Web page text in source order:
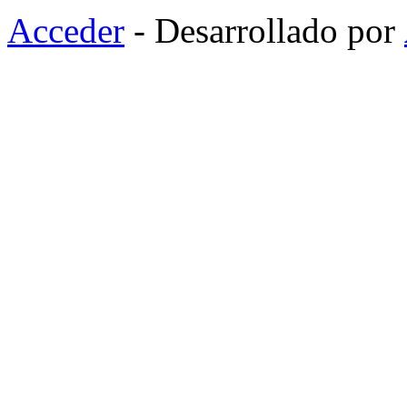
Acceder - Desarrollado por